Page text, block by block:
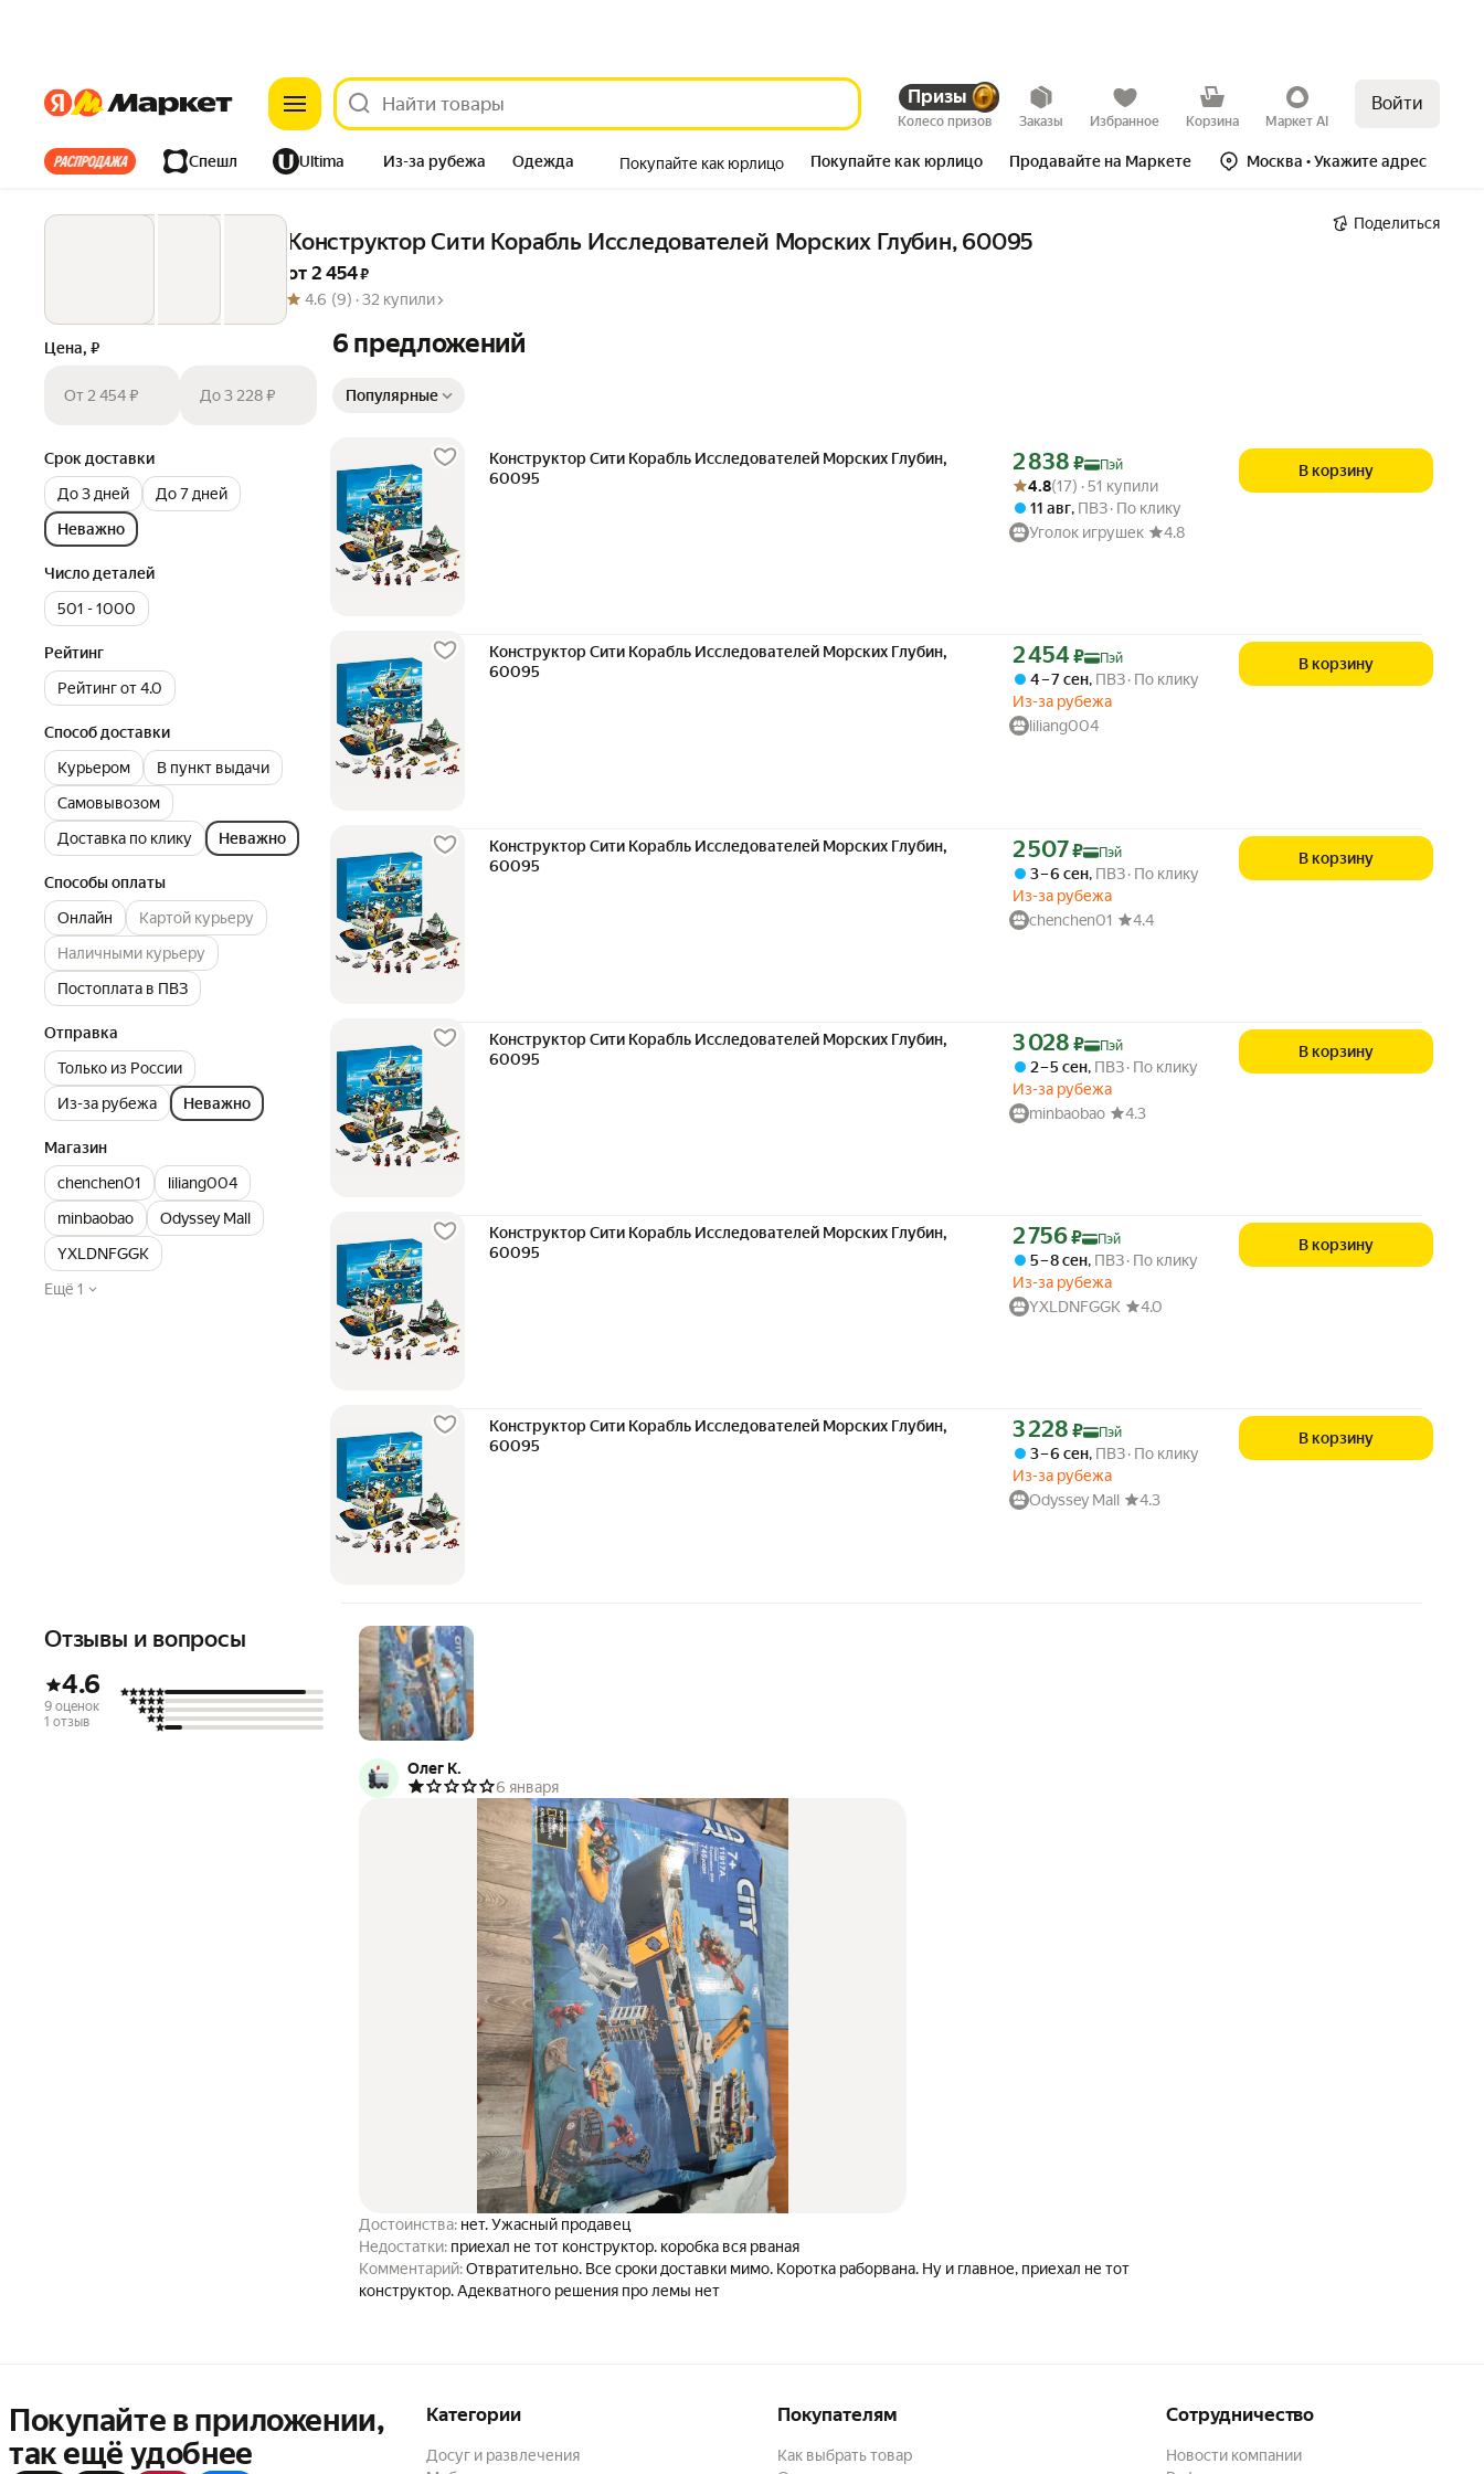
ЯндексЯндекс Призы
Колесо призов Заказы Избранное Корзина Маркет AI
Войти
Все хиты Спешл Ultima Из-за рубежа Одежда
Дом Ремонт Детям Красота
Покупайте как юрлицо Покупайте как юрлицо Продавайте на Маркете Москва • Укажите адрес
Конструктор Сити Корабль Исследователей Морских Глубин, 60095
от 2 454 ₽
4.6 (9) ·32 купили
Поделиться
Цена, ₽
От 2 454 ₽ До 3 228 ₽
Срок доставки
До 3 дней
До 7 дней
Неважно
Число деталей
501 - 1000
Рейтинг
Рейтинг от 4.0
Способ доставки
Курьером
В пункт выдачи
Самовывозом
Доставка по клику
Неважно
Способы оплаты
Онлайн
Картой курьеру
Наличными курьеру
Постоплата в ПВЗ
Отправка
Только из России
Из-за рубежа
Неважно
Магазин
chenchen01
liliang004
minbaobao
Odyssey Mall
YXLDNFGGK
Ещё 1
6 предложений
Популярные
Конструктор Сити Корабль Исследователей Морских Глубин,
60095
Цена с картой Яндекс Пэй 2838 ₽ вместо
2 838 ₽
Пэй
Рейтинг товара: 4.8 из 5
Оценок: (17) · 51 купили
4.8(17) · 51 купили
11 авг, ПВЗ По клику
Уголок игрушек
4.8
В корзину
Конструктор Сити Корабль Исследователей Морских Глубин,
60095
Цена с картой Яндекс Пэй 2454 ₽ вместо
2 454 ₽ Пэй
4 – 7 сен, ПВЗ По клику
Из-за рубежа
liliang004
В корзину
Конструктор Сити Корабль Исследователей Морских Глубин,
60095
Цена с картой Яндекс Пэй 2507 ₽ вместо
2 507₽ Пэй
3 – 6 сен, ПВЗ По клику
Из-за рубежа
chenchen01
4.4
В корзину
Конструктор Сити Корабль Исследователей Морских Глубин,
60095
Цена с картой Яндекс Пэй 3028 ₽ вместо
3 028 ₽ Пэй
2 – 5 сен, ПВЗ По клику
Из-за рубежа
minbaobao
4.3
В корзину
Конструктор Сити Корабль Исследователей Морских Глубин,
60095
Цена с картой Яндекс Пэй 2756 ₽ вместо
2 756₽ Пэй
5 – 8 сен, ПВЗ По клику
Из-за рубежа
YXLDNFGGK
4.0
В корзину
Конструктор Сити Корабль Исследователей Морских Глубин,
60095
Цена с картой Яндекс Пэй 3228 ₽ вместо
3 228 ₽ Пэй
3 – 6 сен, ПВЗ По клику
Из-за рубежа
Odyssey Mall
4.3
В корзину
Отзывы и вопросы
4.6
9 оценок
1 отзыв
Олег К.
6 января
Достоинства: нет. Ужасный продавец
Недостатки: приехал не тот конструктор. коробка вся рваная
Комментарий:Отвратительно. Все сроки доставки мимо. Коротка раборвана. Ну и главное, приехал не тот
конструктор. Адекватного решения про лемы нет
Покупайте в приложении,
так ещё удобнее
Категории
Досуг и развлечения
Покупателям
Как выбрать товар
Сотрудничество
Новости компании